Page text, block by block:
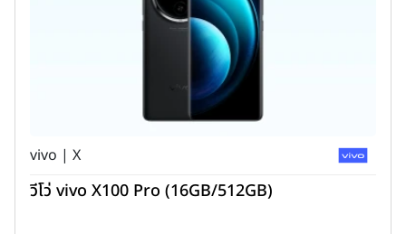
vivo | X
วีโว่ vivo X100 Pro (16GB/512GB)